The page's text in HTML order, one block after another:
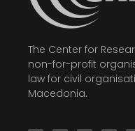
The Center for
non-for-profit
law for civil
Macedonia.